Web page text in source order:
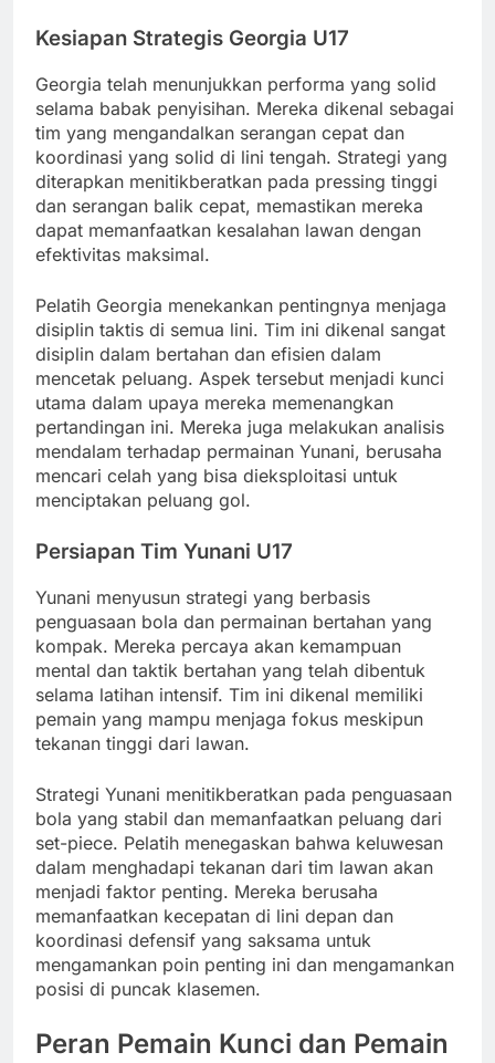
Kesiapan Strategis Georgia U17
Georgia telah menunjukkan performa yang solid
selama babak penyisihan. Mereka dikenal sebagai
tim yang mengandalkan serangan cepat dan
koordinasi yang solid di lini tengah. Strategi yang
diterapkan menitikberatkan pada pressing tinggi
dan serangan balik cepat, memastikan mereka
dapat memanfaatkan kesalahan lawan dengan
efektivitas maksimal.
Pelatih Georgia menekankan pentingnya menjaga
disiplin taktis di semua lini. Tim ini dikenal sangat
disiplin dalam bertahan dan efisien dalam
mencetak peluang. Aspek tersebut menjadi kunci
utama dalam upaya mereka memenangkan
pertandingan ini. Mereka juga melakukan analisis
mendalam terhadap permainan Yunani, berusaha
mencari celah yang bisa dieksploitasi untuk
menciptakan peluang gol.
Persiapan Tim Yunani U17
Yunani menyusun strategi yang berbasis
penguasaan bola dan permainan bertahan yang
kompak. Mereka percaya akan kemampuan
mental dan taktik bertahan yang telah dibentuk
selama latihan intensif. Tim ini dikenal memiliki
pemain yang mampu menjaga fokus meskipun
tekanan tinggi dari lawan.
Strategi Yunani menitikberatkan pada penguasaan
bola yang stabil dan memanfaatkan peluang dari
set-piece. Pelatih menegaskan bahwa keluwesan
dalam menghadapi tekanan dari tim lawan akan
menjadi faktor penting. Mereka berusaha
memanfaatkan kecepatan di lini depan dan
koordinasi defensif yang saksama untuk
mengamankan poin penting ini dan mengamankan
posisi di puncak klasemen.
Peran Pemain Kunci dan Pemain